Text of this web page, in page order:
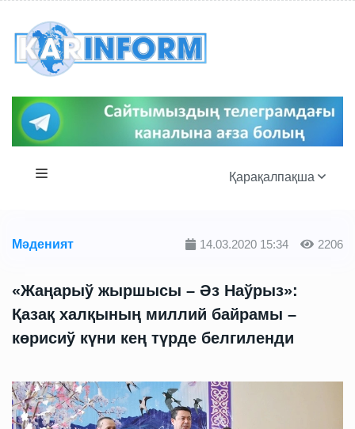
Қарақалпақша
Мәденият 14.03.2020 15:34 2206
«Жаңарыў жыршысы – Әз Наўрыз»:
Қазақ халқының миллий байрамы –
көрисиў күни кең түрде белгиленди